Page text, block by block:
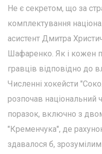
Не є секретом, що за
комплектування
асистент Дмитра
Шафаренко. Як і кожен
гравців відповідно до
Численні хокейсти
розпочав національний
поразок, включно з
"Кременчука", де
здавалося б,